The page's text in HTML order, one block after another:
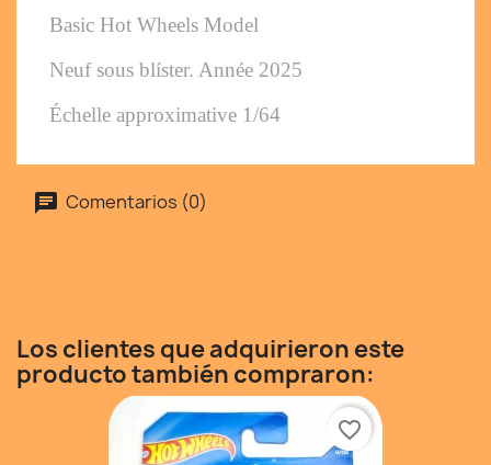
Basic Hot Wheels Model
Neuf sous blíster. Année 2025
Échelle approximative 1/64
Comentarios (0)
Los clientes que adquirieron este
producto también compraron:
favorite_border